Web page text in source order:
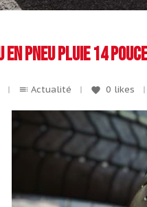
en pneu pluie 14
toc Actualité favorite 0 likes